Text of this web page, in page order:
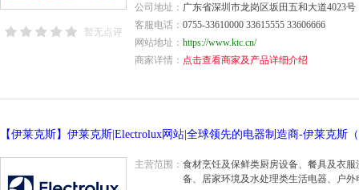
暂无点评
公司地址： 广东省深圳市龙岗区坂田五和大道4023号
客服电话：0755-33610000 33615555 33606666
网站地址：https://www.ktc.cn/
商家详情： 点击查看商家及产品详细介绍
主营范围：食材烹饪及保鲜类厨房设备、餐具及衣
备、居家环境及水处理类生活电器、户